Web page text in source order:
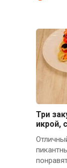
Три
икрой,